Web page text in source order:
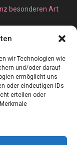
wir Technologien wie
und/oder darauf
ermöglicht uns
oder eindeutigen IDs
erteilen oder
besonderen Art
Server